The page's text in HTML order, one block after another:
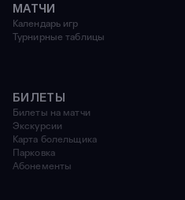
МАТЧИ
Календарь игр
Турнирные таблицы
БИЛЕТЫ
Билеты на матчи
Экскурсии
Карта болельщика
Парковка
Абонементы